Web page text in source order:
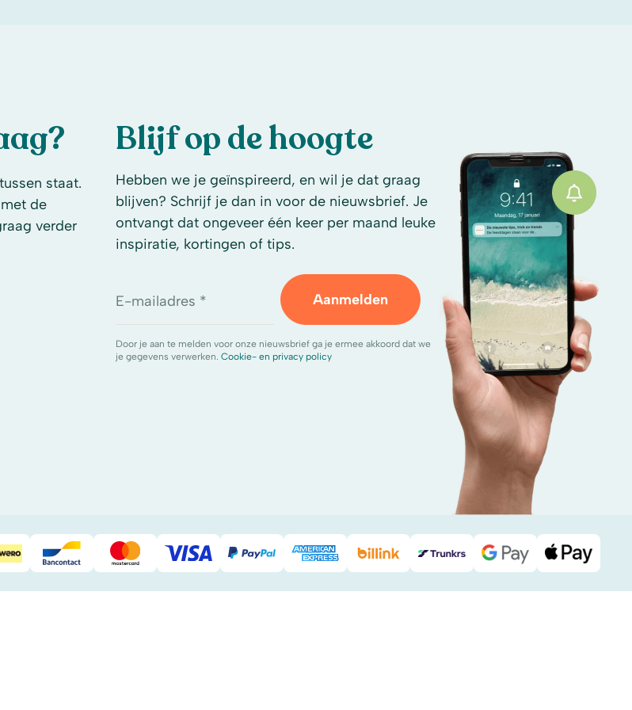
staat.
de
verder
Blijf op de hoogte
Hebben we je geïnspireerd, en wil je dat graag
blijven? Schrijf je dan in voor de nieuwsbrief. Je
ontvangt dat ongeveer één keer per maand leuke
inspiratie, kortingen of tips.
E-mailadres * Aanmelden
Door je aan te melden voor onze nieuwsbrief ga je ermee akkoord dat we
je gegevens verwerken. Cookie- en privacy policy
BancontactMastercardVisa PayPal American Express
Billink DHL Google PayApple Pay